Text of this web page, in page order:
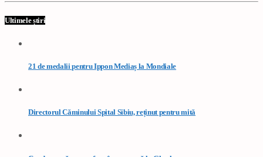
Ultimele știri
21 de medalii pentru Ippon Mediaș la Mondiale
Directorul Căminului Spital Sibiu, reținut pentru mită